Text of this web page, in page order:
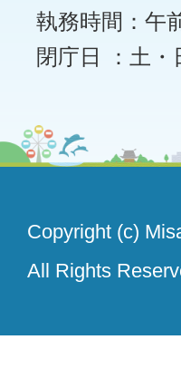
執務時間：午
閉庁日 ：土
Copyright (c)
All Rights